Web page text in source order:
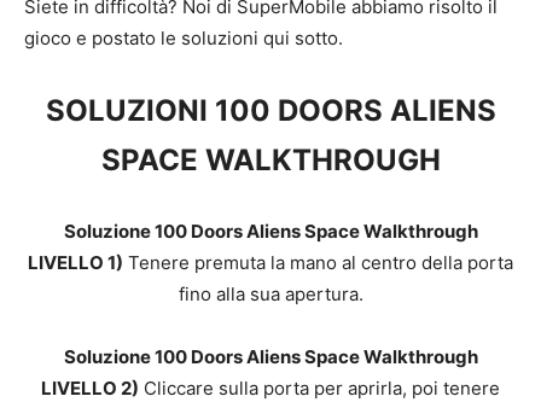
Siete in difficoltà? Noi di SuperMobile abbiamo risolto il
gioco e postato le soluzioni qui sotto.
SOLUZIONI 100 DOORS ALIENS
SPACE WALKTHROUGH
Soluzione 100 Doors Aliens Space Walkthrough
LIVELLO 1) Tenere premuta la mano al centro della porta
fino alla sua apertura.
Soluzione 100 Doors Aliens Space Walkthrough
LIVELLO 2) Cliccare sulla porta per aprirla, poi tenere